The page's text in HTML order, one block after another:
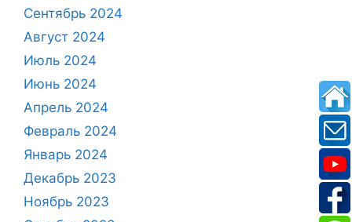
Сентябрь 2024
Август 2024
Июль 2024
Июнь 2024
Апрель 2024
Февраль 2024
Январь 2024
Декабрь 2023
Ноябрь 2023